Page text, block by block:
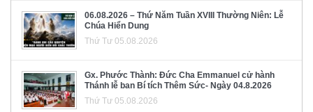
06.08.2026 – Thứ Năm Tuần XVIII Thường Niên: Lễ
Chúa Hiển Dung
Thứ Tư 05.08.2026
Gx. Phước Thành: Đức Cha Emmanuel cử hành
Thánh lễ ban Bí tích Thêm Sức- Ngày 04.8.2026
Thứ Tư 05.08.2026